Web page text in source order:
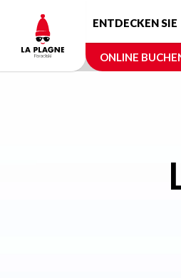
content
ENTDECKEN SIE
ONLINE